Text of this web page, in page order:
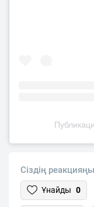
Сіздің
Ұнайды 0